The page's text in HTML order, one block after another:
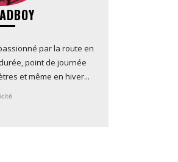
par la route en
point de journée
et même en hiver...